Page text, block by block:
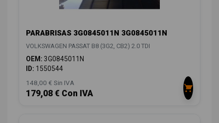
PARABRISAS 3G0845011N 3G0845011N
VOLKSWAGEN PASSAT B8 (3G2, CB2) 2.0 TDI
OEM: 3G0845011N
ID: 1550544
148,00 € Sin IVA
179,08 € Con IVA